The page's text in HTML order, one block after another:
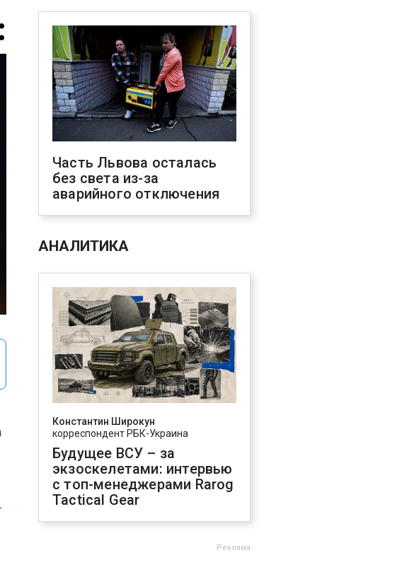
Часть Львова осталась
без света из-за
аварийного отключения
АНАЛИТИКА
Константин Широкун
корреспондент РБК-Украина
Будущее ВСУ – за
экзоскелетами: интервью
с топ-менеджерами Rarog
Tactical Gear